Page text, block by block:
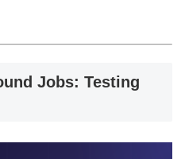
Jobs: Testing